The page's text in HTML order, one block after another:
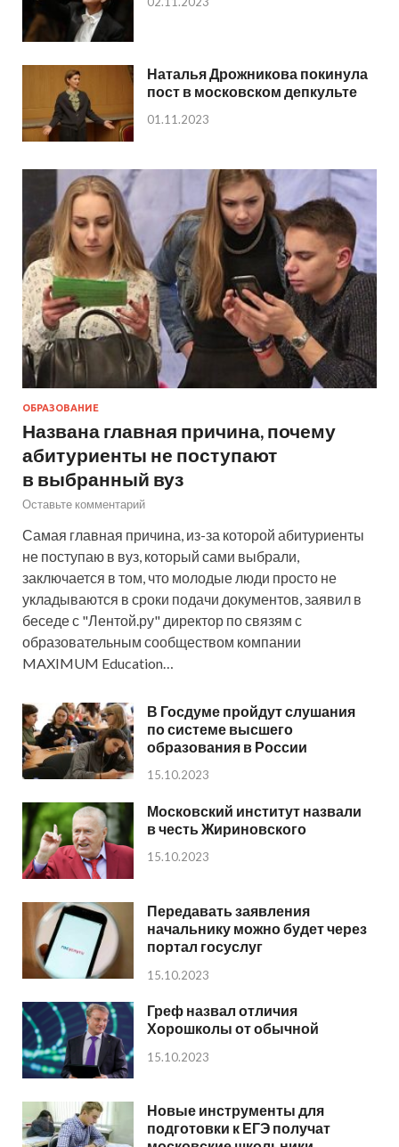
Наталья Дрожникова покинула
пост в московском депкульте
01.11.2023
ОБРАЗОВАНИЕ
Названа главная причина, почему
абитуриенты не поступают
в выбранный вуз
Оставьте комментарий
Самая главная причина, из-за которой абитуриенты
не поступаю в вуз, который сами выбрали,
заключается в том, что молодые люди просто не
укладываются в сроки подачи документов, заявил в
беседе с "Лентой.ру" директор по связям с
образовательным сообществом компании
MAXIMUM Education…
В Госдуме пройдут слушания
по системе высшего
образования в России
15.10.2023
Московский институт назвали
в честь Жириновского
15.10.2023
Передавать заявления
начальнику можно будет через
портал госуслуг
15.10.2023
Греф назвал отличия
Хорошколы от обычной
15.10.2023
Новые инструменты для
подготовки к ЕГЭ получат